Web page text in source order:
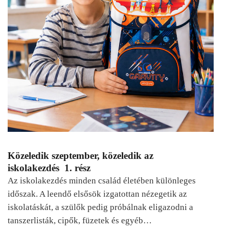
Közeledik szeptember, közeledik az
iskolakezdés 1. rész
Az iskolakezdés minden család életében különleges
időszak. A leendő elsősök izgatottan nézegetik az
iskolatáskát, a szülők pedig próbálnak eligazodni a
tanszerlisták, cipők, füzetek és egyéb…